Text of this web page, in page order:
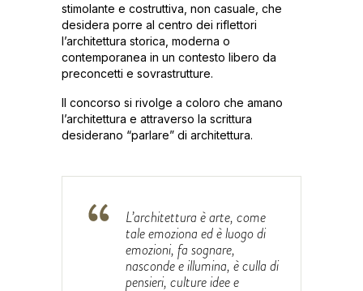
stimolante e costruttiva, non casuale, che
desidera porre al centro dei riflettori
l’architettura storica, moderna o
contemporanea in un contesto libero da
preconcetti e sovrastrutture.
Il concorso si rivolge a coloro che amano
l’architettura e attraverso la scrittura
desiderano “parlare” di architettura.
L’architettura è arte, come
tale emoziona ed è luogo di
emozioni, fa sognare,
nasconde e illumina, è culla di
pensieri, culture idee e